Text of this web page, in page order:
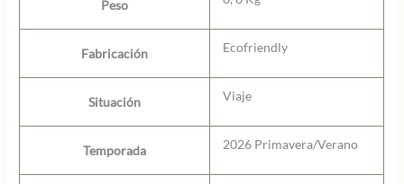
Peso
Fabricación Ecofriendly
Situación Viaje
Temporada 2026 Primavera/Verano